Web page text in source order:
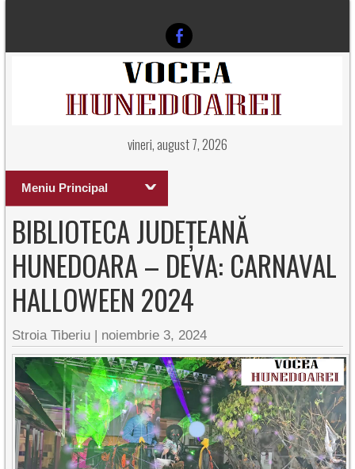
vineri, august 7, 2026
Meniu Principal
BIBLIOTECA JUDEȚEANĂ
HUNEDOARA – DEVA: CARNAVAL
HALLOWEEN 2024
Stroia Tiberiu | noiembrie 3, 2024